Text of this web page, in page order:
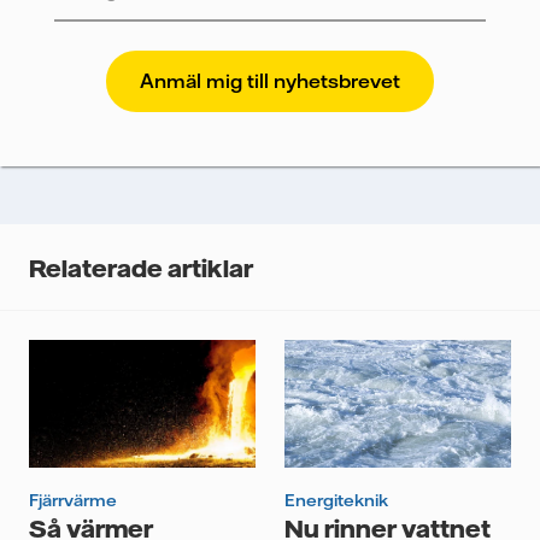
Vattenfall skyddar och respekterar din integritet. För
att Vattenfalls storföretagsförsäljning ska kunna
skicka nyhetsbrevet till dig, behöver vi dina uppgifter.
analysera deras prestanda, inklusive
tredje part, och du kan när som helst återkalla ditt
Jag samtycker till att Vattenfall behandlar mina
personuppgifter för att kunna skicka mig
nyhetsbrevet.*
Relaterade artiklar
Fjärrvärme
Så värmer
Energiteknik
Nu rinner vattnet